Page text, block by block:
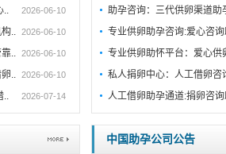
.. 2026-06-10
.. 2026-06-10
.. 2026-06-10
.. 2026-06-10
.. 2026-07-14
助孕咨询：三代供卵渠道助
专业供卵助孕咨询:爱心咨
专业供卵助怀平台：爱心
私人捐卵中心：人工借卵
人工借卵助孕通道:捐卵咨
中国助孕公司公告